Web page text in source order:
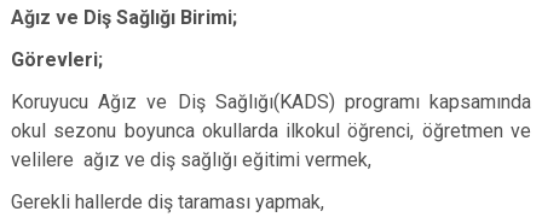
Ağız ve Diş Sağlığı Birimi;
Görevleri;
Koruyucu Ağız ve Diş Sağlığı(KADS) programı kapsamında
okul sezonu boyunca okullarda ilkokul öğrenci, öğretmen ve
velilere ağız ve diş sağlığı eğitimi vermek,
Gerekli hallerde diş taraması yapmak,